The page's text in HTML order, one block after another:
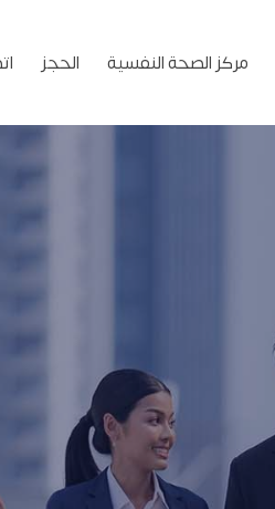
مركز الصحة النفسية الحجز